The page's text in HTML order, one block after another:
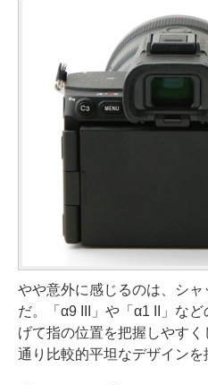
やや意外に感じるのは、シ
だ。「α9 III」や「α1 II」な
げて指の位置を把握しやす
通り比較的平坦なデザインを